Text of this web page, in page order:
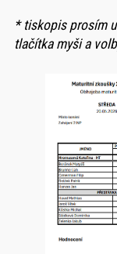
* tiskopis prosím
tlačítka myši a